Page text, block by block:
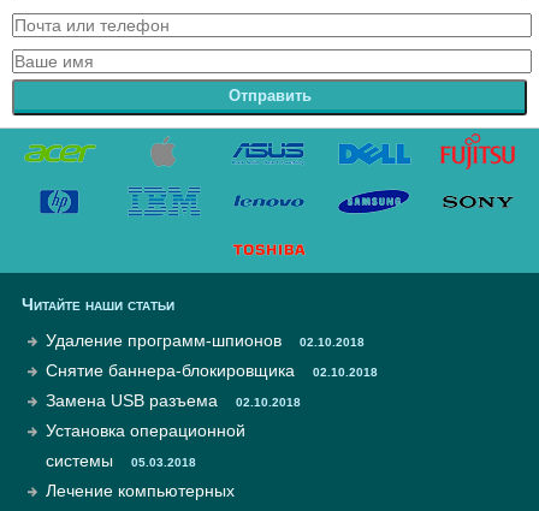
Отправить
Читайте наши статьи
Удаление программ-шпионов
02.10.2018
Снятие баннера-блокировщика 02.10.2018
Замена USB разъема 02.10.2018
Установка операционной
системы
05.03.2018
Лечение компьютерных